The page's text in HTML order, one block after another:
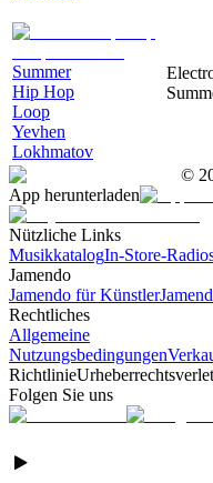
Summer
Hip Hop
Loop
Yevhen
Lokhmatov
©
App herunterladen
Nützliche Links
MusikkatalogIn-Store-
Jamendo
Jamendo für Künstler
Rechtliches
Allgemeine
Nutzungsbedingungen
Richtlinie
Folgen Sie uns